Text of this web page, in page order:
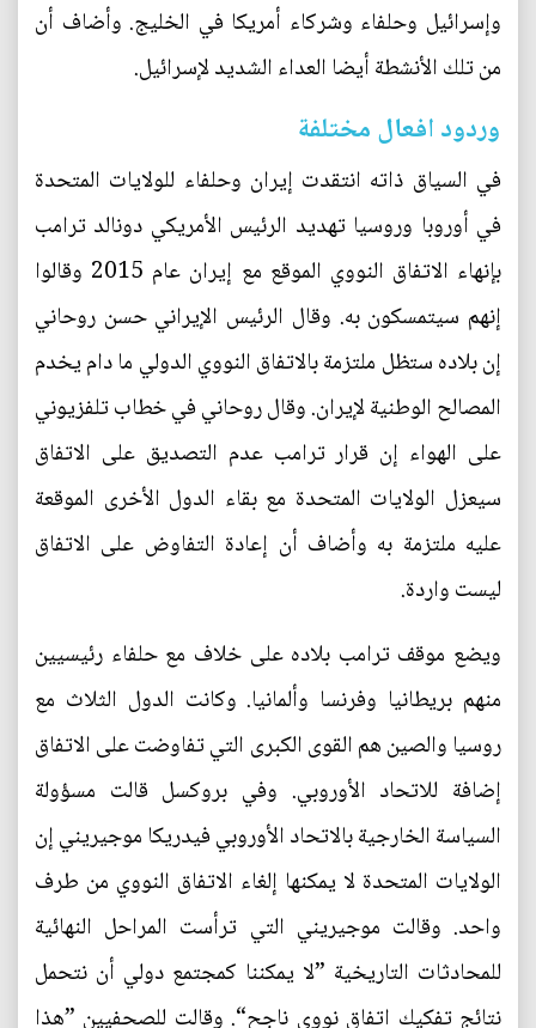
وإسرائيل وحلفاء وشركاء أمريكا في الخليج. وأضاف أن
من تلك الأنشطة أيضا العداء الشديد لإسرائيل.
وردود افعال مختلفة
في السياق ذاته انتقدت إيران وحلفاء للولايات المتحدة
في أوروبا وروسيا تهديد الرئيس الأمريكي دونالد ترامب
بإنهاء الاتفاق النووي الموقع مع إيران عام 2015 وقالوا
إنهم سيتمسكون به. وقال الرئيس الإيراني حسن روحاني
إن بلاده ستظل ملتزمة بالاتفاق النووي الدولي ما دام يخدم
المصالح الوطنية لإيران. وقال روحاني في خطاب تلفزيوني
على الهواء إن قرار ترامب عدم التصديق على الاتفاق
سيعزل الولايات المتحدة مع بقاء الدول الأخرى الموقعة
عليه ملتزمة به وأضاف أن إعادة التفاوض على الاتفاق
ليست واردة.
ويضع موقف ترامب بلاده على خلاف مع حلفاء رئيسيين
منهم بريطانيا وفرنسا وألمانيا. وكانت الدول الثلاث مع
روسيا والصين هم القوى الكبرى التي تفاوضت على الاتفاق
إضافة للاتحاد الأوروبي. وفي بروكسل قالت مسؤولة
السياسة الخارجية بالاتحاد الأوروبي فيدريكا موجيريني إن
الولايات المتحدة لا يمكنها إلغاء الاتفاق النووي من طرف
واحد. وقالت موجيريني التي ترأست المراحل النهائية
للمحادثات التاريخية ”لا يمكننا كمجتمع دولي أن نتحمل
نتائج تفكيك اتفاق نووي ناجح“. وقالت للصحفيين ”هذا